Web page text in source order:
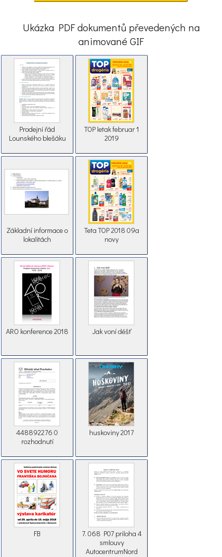
Ukázka PDF dokumentů převedených na
animované GIF
Prodejní řád
Lounského blešáku
TOP letak februar 1
2019
Základní informace o
lokalitách
Teta TOP 2018 09a
novy
ARO konference 2018 Jak voní déšť
448892276 0
rozhodnutí
huskoviny 2017
FB
7. 068 P07 priloha 4
smlouvy
AutocentrumNord